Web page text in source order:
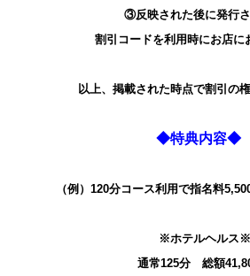
③反映された後に発行
割引コードを利用時にお店に
以上、掲載された時点で割引の
◆特典内容◆
（例） 120分コース利用で指名料
※ホテルヘルス※
通常125分 総額